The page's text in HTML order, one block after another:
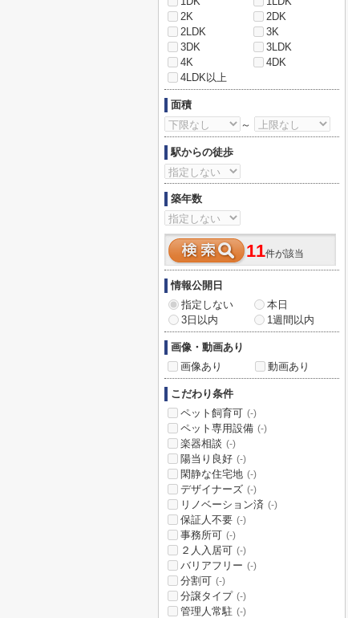
2K
2DK
2LDK
3K
3DK
3LDK
4K
4DK
4LDK以上
面積
～
駅からの徒歩
築年数
11件が該当
情報公開日
指定しない
本日
3日以内
1週間以内
画像・動画あり
画像あり
動画あり
こだわり条件
ペット飼育可 (-)
ペット専用設備 (-)
楽器相談 (-)
陽当り良好 (-)
閑静な住宅地 (-)
デザイナーズ (-)
リノベーション済 (-)
保証人不要 (-)
事務所可 (-)
２人入居可 (-)
バリアフリー (-)
分割可 (-)
分譲タイプ (-)
管理人常駐 (-)